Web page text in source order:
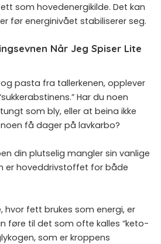
som hovedenergikilde. Det kan
før energinivået stabiliserer seg.
Når Jeg Spiser Lite
pasta fra tallerkenen, opplever
Har du noen
som bly, eller at beina ikke
få dager på lavkarbo?
din plutselig mangler sin vanlige
er hoveddrivstoffet for både
hvor fett brukes som energi, er
føre til det som ofte kalles “keto-
som er kroppens